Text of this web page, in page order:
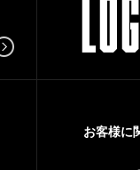
お客様に